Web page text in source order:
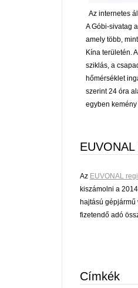
Az internetes
A Góbi-sivatag
amely több,
Kína területén.
sziklás, a
hőmérséklet
szerint 24 óra
egyben
Az EUVONAL
kiszámolni a
hajtású gépjármű
fizetendő adó
Címkék